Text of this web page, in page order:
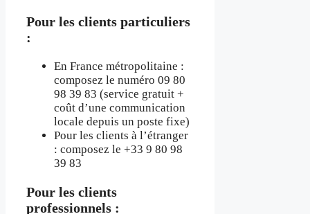
Pour les clients particuliers
:
En France métropolitaine :
composez le numéro 09 80
98 39 83 (service gratuit +
coût d’une communication
locale depuis un poste fixe)
Pour les clients à l’étranger
: composez le +33 9 80 98
39 83
Pour les clients
professionnels :